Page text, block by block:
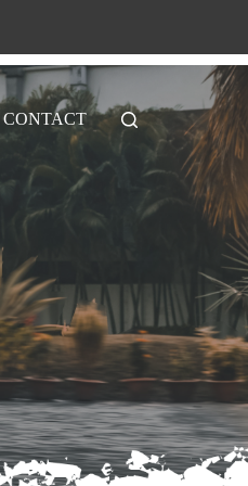
CONTACT